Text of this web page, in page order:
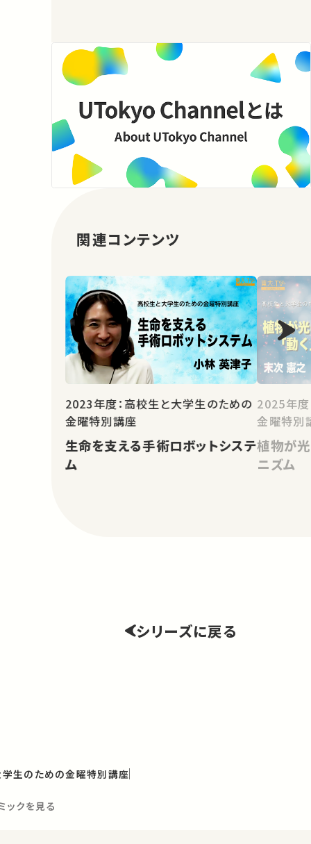
関連コンテンツ
2023年度：高校生と大学生のための
金曜特別講座
生命を支える手術ロボットシステ
ム
2025年度
金曜特別
植物が光
ニズム
シリーズに戻る
生のための金曜特別講座
ックを見る